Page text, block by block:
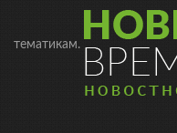
тематикам.